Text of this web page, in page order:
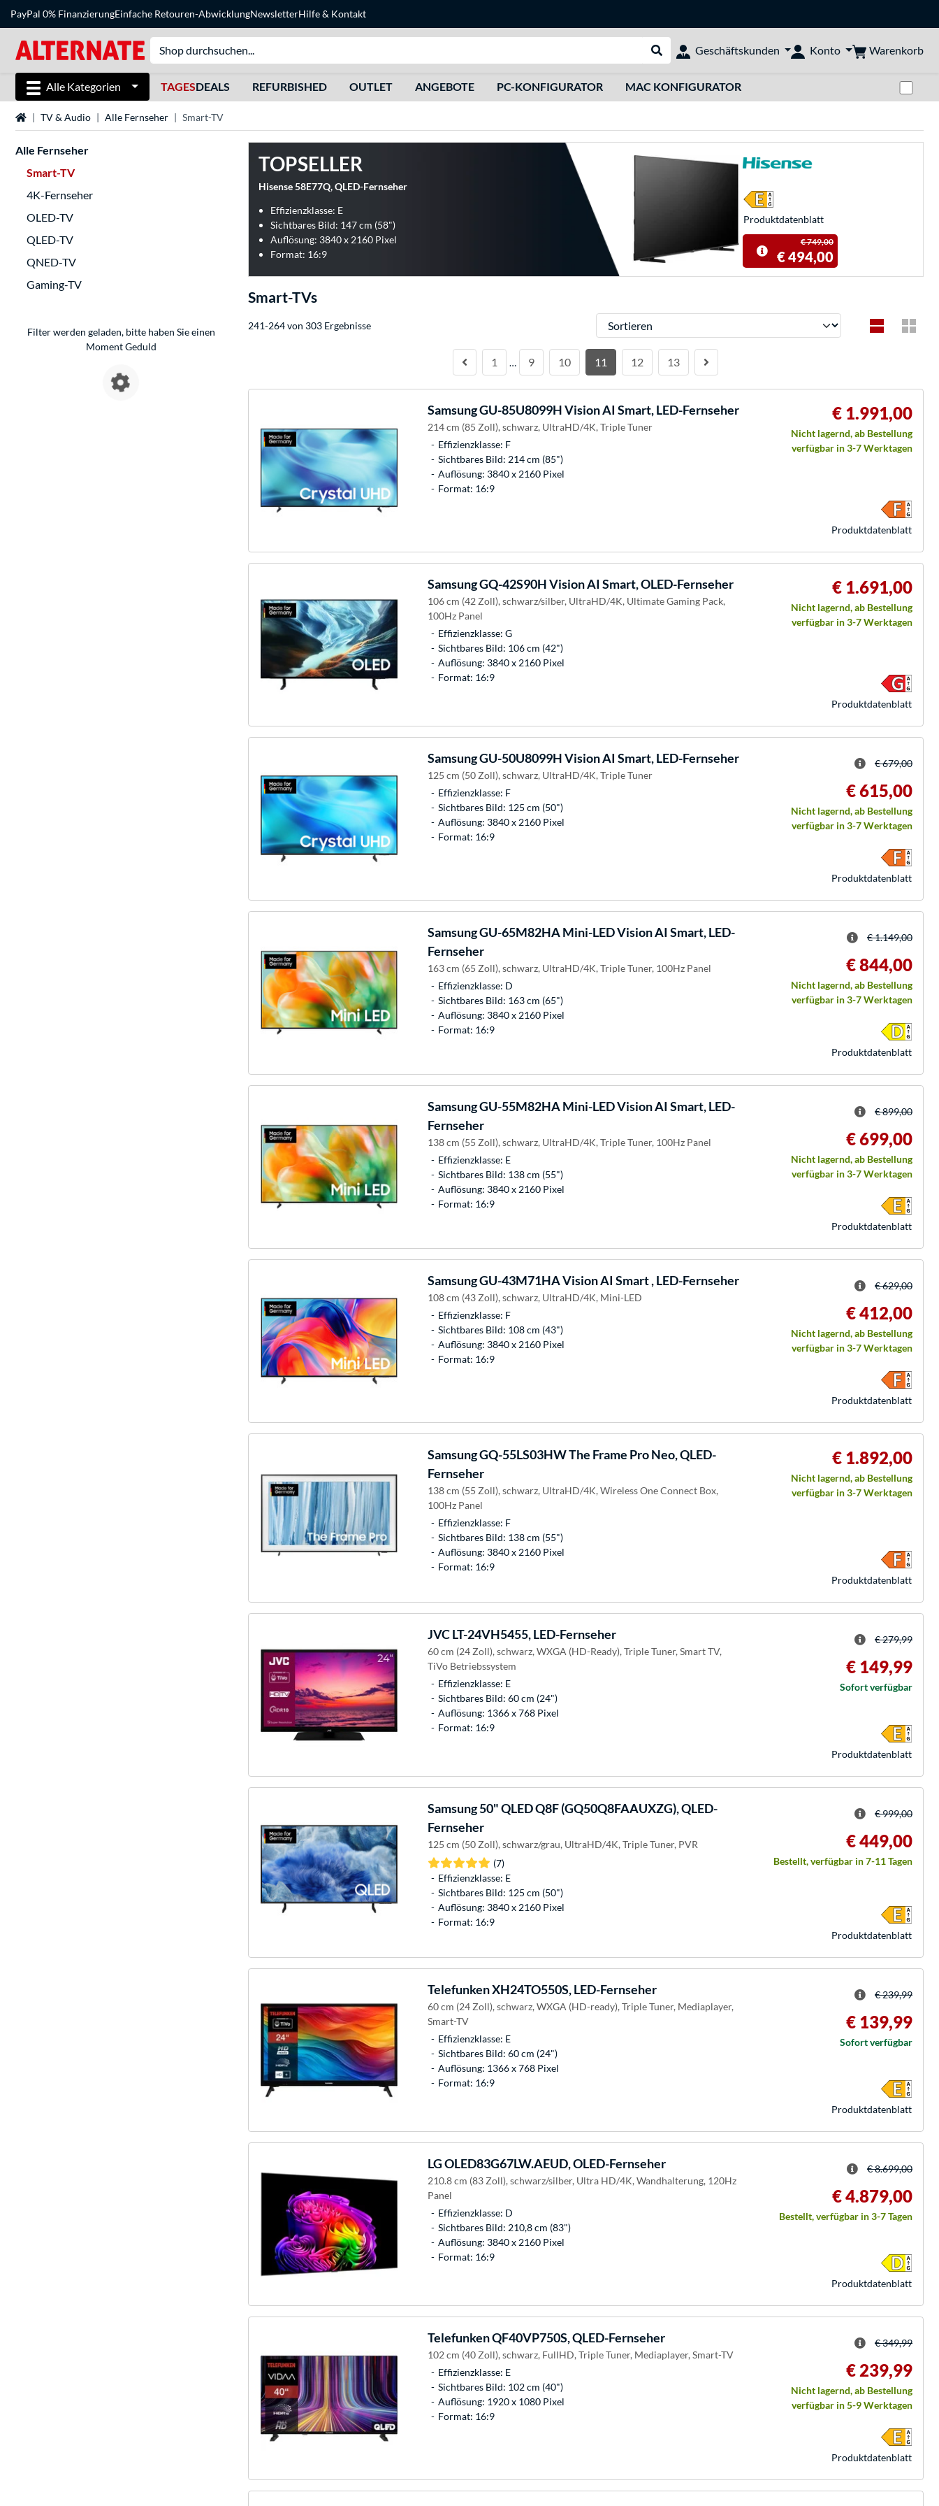
PayPal 0% FinanzierungEinfache Retouren-AbwicklungNewsletterHilfe& Kontakt
Suche durchführen
Geschäftskunden Konto Warenkorb
Alle Kategorien TAGESDEALS REFURBISHED OUTLET ANGEBOTE PC-KONFIGURATOR MAC KONFIGURATOR
StartseiteTV & Audio Alle Fernseher Smart-TV
Alle Fernseher
Smart-TV
4K-Fernseher
OLED-TV
QLED-TV
QNED-TV
Gaming-TV
Filter werden geladen, bitte haben Sie einen
Moment Geduld
TOPSELLER
Hisense 58E77Q, QLED-Fernseher
Effizienzklasse: E
Sichtbares Bild: 147 cm (58")
Auflösung: 3840 x 2160 Pixel
Format: 16:9
Produkt­datenblatt
€ 749,00
€ 494,00
Smart-TVs
241-264 von 303 Ergebnisse Sortieren
1 … 9 10 11 12 13
SamsungGU-85U8099H Vision AI Smart, LED-Fernseher
214 cm (85 Zoll), schwarz, UltraHD/4K, Triple Tuner
Effizienzklasse: F
Sichtbares Bild: 214 cm (85")
Auflösung: 3840 x 2160 Pixel
Format: 16:9
€ 1.991,00
Nicht lagernd, ab Bestellung
verfügbar in 3-7 Werktagen
Produkt­datenblatt
SamsungGQ-42S90H Vision AI Smart, OLED-Fernseher
106 cm (42 Zoll), schwarz/silber, UltraHD/4K, Ultimate Gaming Pack,
100Hz Panel
Effizienzklasse: G
Sichtbares Bild: 106 cm (42")
Auflösung: 3840 x 2160 Pixel
Format: 16:9
€ 1.691,00
Nicht lagernd, ab Bestellung
verfügbar in 3-7 Werktagen
Produkt­datenblatt
SamsungGU-50U8099H Vision AI Smart, LED-Fernseher
125 cm (50 Zoll), schwarz, UltraHD/4K, Triple Tuner
Effizienzklasse: F
Sichtbares Bild: 125 cm (50")
Auflösung: 3840 x 2160 Pixel
Format: 16:9
€ 679,00
€ 615,00
Nicht lagernd, ab Bestellung
verfügbar in 3-7 Werktagen
Produkt­datenblatt
SamsungGU-65M82HA Mini-LED Vision AI Smart, LED-
Fernseher
163 cm (65 Zoll), schwarz, UltraHD/4K, Triple Tuner, 100Hz Panel
Effizienzklasse: D
Sichtbares Bild: 163 cm (65")
Auflösung: 3840 x 2160 Pixel
Format: 16:9
€ 1.149,00
€ 844,00
Nicht lagernd, ab Bestellung
verfügbar in 3-7 Werktagen
Produkt­datenblatt
SamsungGU-55M82HA Mini-LED Vision AI Smart, LED-
Fernseher
138 cm (55 Zoll), schwarz, UltraHD/4K, Triple Tuner, 100Hz Panel
Effizienzklasse: E
Sichtbares Bild: 138 cm (55")
Auflösung: 3840 x 2160 Pixel
Format: 16:9
€ 899,00
€ 699,00
Nicht lagernd, ab Bestellung
verfügbar in 3-7 Werktagen
Produkt­datenblatt
SamsungGU-43M71HA Vision AI Smart , LED-Fernseher
108 cm (43 Zoll), schwarz, UltraHD/4K, Mini-LED
Effizienzklasse: F
Sichtbares Bild: 108 cm (43")
Auflösung: 3840 x 2160 Pixel
Format: 16:9
€ 629,00
€ 412,00
Nicht lagernd, ab Bestellung
verfügbar in 3-7 Werktagen
Produkt­datenblatt
SamsungGQ-55LS03HW The Frame Pro Neo, QLED-
Fernseher
138 cm (55 Zoll), schwarz, UltraHD/4K, Wireless One Connect Box,
100Hz Panel
Effizienzklasse: F
Sichtbares Bild: 138 cm (55")
Auflösung: 3840 x 2160 Pixel
Format: 16:9
€ 1.892,00
Nicht lagernd, ab Bestellung
verfügbar in 3-7 Werktagen
Produkt­datenblatt
JVCLT-24VH5455, LED-Fernseher
60 cm (24 Zoll), schwarz, WXGA (HD-Ready), Triple Tuner, Smart TV,
TiVo Betriebssystem
Effizienzklasse: E
Sichtbares Bild: 60 cm (24")
Auflösung: 1366 x 768 Pixel
Format: 16:9
€ 279,99
€ 149,99
Sofort verfügbar
Produkt­datenblatt
Samsung50" QLED Q8F (GQ50Q8FAAUXZG), QLED-
Fernseher
125 cm (50 Zoll), schwarz/grau, UltraHD/4K, Triple Tuner, PVR
(7)
Effizienzklasse: E
Sichtbares Bild: 125 cm (50")
Auflösung: 3840 x 2160 Pixel
Format: 16:9
€ 999,00
€ 449,00
Bestellt, verfügbar in 7-11 Tagen
Produkt­datenblatt
TelefunkenXH24TO550S, LED-Fernseher
60 cm (24 Zoll), schwarz, WXGA (HD-ready), Triple Tuner, Mediaplayer,
Smart-TV
Effizienzklasse: E
Sichtbares Bild: 60 cm (24")
Auflösung: 1366 x 768 Pixel
Format: 16:9
€ 239,99
€ 139,99
Sofort verfügbar
Produkt­datenblatt
LGOLED83G67LW.AEUD, OLED-Fernseher
210.8 cm (83 Zoll), schwarz/silber, Ultra HD/4K, Wandhalterung, 120Hz
Panel
Effizienzklasse: D
Sichtbares Bild: 210,8 cm (83")
Auflösung: 3840 x 2160 Pixel
Format: 16:9
€ 8.699,00
€ 4.879,00
Bestellt, verfügbar in 3-7 Tagen
Produkt­datenblatt
TelefunkenQF40VP750S, QLED-Fernseher
102 cm (40 Zoll), schwarz, FullHD, Triple Tuner, Mediaplayer, Smart-TV
Effizienzklasse: E
Sichtbares Bild: 102 cm (40")
Auflösung: 1920 x 1080 Pixel
Format: 16:9
€ 349,99
€ 239,99
Nicht lagernd, ab Bestellung
verfügbar in 5-9 Werktagen
Produkt­datenblatt